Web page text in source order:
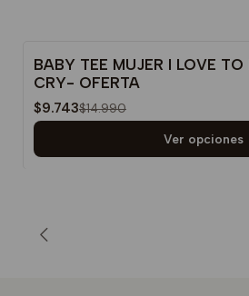
-35%
BABY TEE MUJER I LOVE TO
CRY- OFERTA
$9.743$14.990
Ver opciones